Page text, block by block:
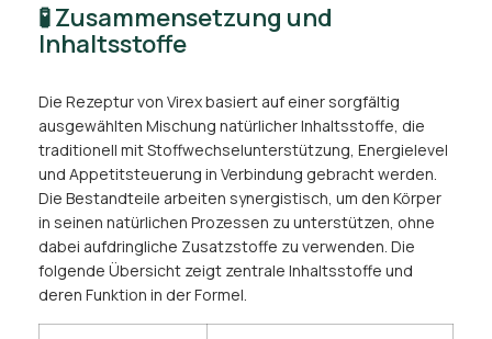
🧪 Zusammensetzung und
Inhaltsstoffe
Die Rezeptur von Virex basiert auf einer sorgfältig
ausgewählten Mischung natürlicher Inhaltsstoffe, die
traditionell mit Stoffwechselunterstützung, Energielevel
und Appetitsteuerung in Verbindung gebracht werden.
Die Bestandteile arbeiten synergistisch, um den Körper
in seinen natürlichen Prozessen zu unterstützen, ohne
dabei aufdringliche Zusatzstoffe zu verwenden. Die
folgende Übersicht zeigt zentrale Inhaltsstoffe und
deren Funktion in der Formel.